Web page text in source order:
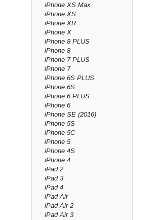
iPhone XS Max
iPhone XS
iPhone XR
iPhone X
iPhone 8 PLUS
iPhone 8
iPhone 7 PLUS
iPhone 7
iPhone 6S PLUS
iPhone 6S
iPhone 6 PLUS
iPhone 6
iPhone SE (2016)
iPhone 5S
iPhone 5C
iPhone 5
iPhone 4S
iPhone 4
iPad 2
iPad 3
iPad 4
iPad Air
iPad Air 2
iPad Air 3